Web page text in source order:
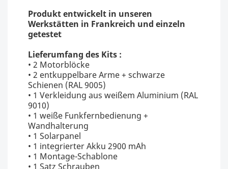
Produkt entwickelt in unseren
Werkstätten in Frankreich und einzeln
getestet
Lieferumfang des Kits :
• 2 Motorblöcke
• 2 entkuppelbare Arme + schwarze
Schienen (RAL 9005)
• 1 Verkleidung aus weißem Aluminium (RAL
9010)
• 1 weiße Funkfernbedienung +
Wandhalterung
• 1 Solarpanel
• 1 integrierter Akku 2900 mAh
• 1 Montage-Schablone
• 1 Satz Schrauben